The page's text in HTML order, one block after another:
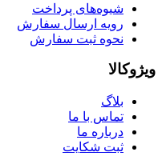
شیوه‌های پرداخت
رویه ارسال سفارش
نحوه ثبت سفارش
ویژوکالا
بلاگ
تماس با ما
درباره ما
ثبت شکایت